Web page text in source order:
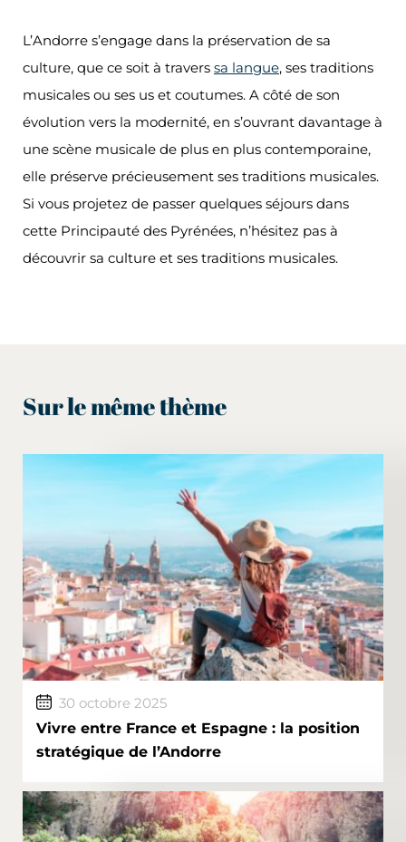
L’Andorre s’engage dans la préservation de sa
culture, que ce soit à travers sa langue, ses traditions
musicales ou ses us et coutumes. A côté de son
évolution vers la modernité, en s’ouvrant davantage à
une scène musicale de plus en plus contemporaine,
elle préserve précieusement ses traditions musicales.
Si vous projetez de passer quelques séjours dans
cette Principauté des Pyrénées, n’hésitez pas à
découvrir sa culture et ses traditions musicales.
Sur le même thème
30 octobre 2025
Vivre entre France et Espagne : la position
stratégique de l’Andorre